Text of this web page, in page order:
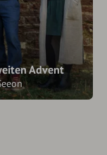
Advent